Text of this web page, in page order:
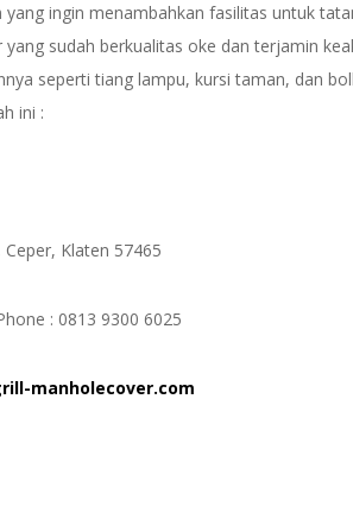
yang ingin menambahkan fasilitas untuk
sudah berkualitas oke dan terjamin
seperti tiang lampu, kursi taman, dan
ini :
Klaten 57465
: 0813 9300 6025
manholecover.com